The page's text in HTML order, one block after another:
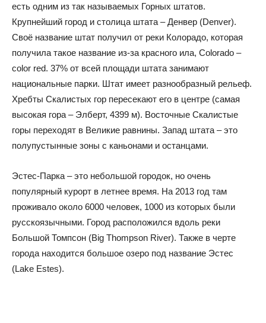
есть одним из так называемых Горных штатов.
Крупнейший город и столица штата – Денвер (Denver).
Своё название штат получил от реки Колорадо, которая
получила такое название из-за красного ила, Colorado –
color red. 37% от всей площади штата занимают
национальные парки. Штат имеет разнообразный рельеф.
Хребты Скалистых гор пересекают его в центре (самая
высокая гора – Элберт, 4399 м). Восточные Скалистые
горы переходят в Великие равнины. Запад штата – это
полупустынные зоны с каньонами и останцами.
Эстес-Парка – это небольшой городок, но очень
популярный курорт в летнее время. На 2013 год там
проживало около 6000 человек, 1000 из которых были
русскоязычными. Город расположился вдоль реки
Большой Томпсон (Big Thompson River). Также в черте
города находится большое озеро под название Эстес
(Lake Estes).